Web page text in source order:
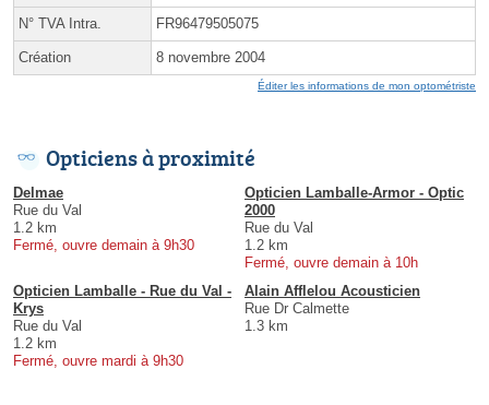
N° TVA Intra. FR96479505075
Création 8 novembre 2004
Éditer les informations de mon optométriste
Opticiens à proximité
Delmae
Rue du Val
1.2 km
Fermé, ouvre demain à 9h30
Opticien Lamballe-Armor - Optic
2000
Rue du Val
1.2 km
Fermé, ouvre demain à 10h
Opticien Lamballe - Rue du Val -
Krys
Rue du Val
1.2 km
Fermé, ouvre mardi à 9h30
Alain Afflelou Acousticien
Rue Dr Calmette
1.3 km